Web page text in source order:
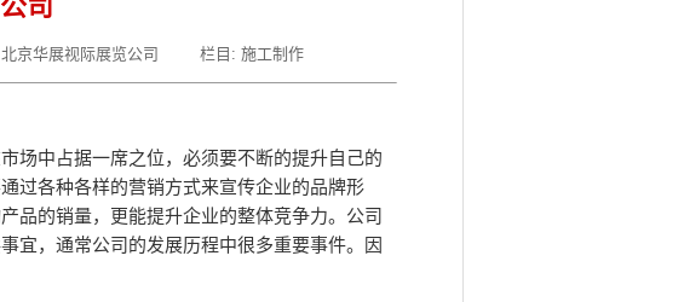
公司
北京华展视际展览公司 栏目: 施工制作
场中占据一席之位，必须要不断的提升自己的
过各种各样的营销方式来宣传企业的品牌形
品的销量，更能提升企业的整体竞争力。公司
宜，通常公司的发展历程中很多重要事件。因